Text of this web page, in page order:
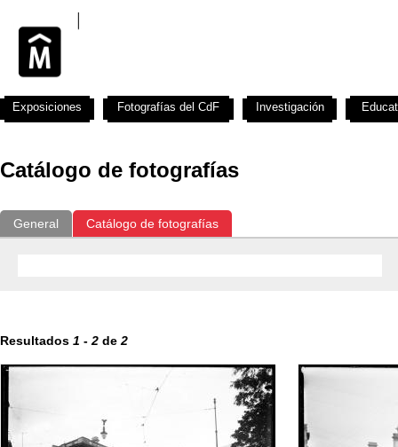
Catálogo de fotografías
General Catálogo de fotografías
Resultados 1 - 2 de 2
Exposiciones Fotografías del CdF Investigación